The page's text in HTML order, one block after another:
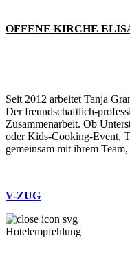
OFFENE KIRCHE
Seit 2012 arbeitet Tanja
Der freundschaftlich-
Zusammenarbeit. Ob
oder Kids-Cooking-Event,
gemeinsam mit ihrem Team,
V-ZUG
Hotelempfehlung